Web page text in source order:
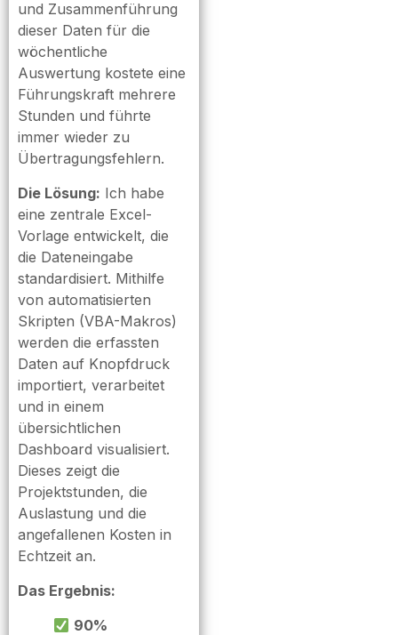
und Zusammenführung
dieser Daten für die
wöchentliche
Auswertung kostete eine
Führungskraft mehrere
Stunden und führte
immer wieder zu
Übertragungsfehlern.
Die Lösung: Ich habe
eine zentrale Excel-
Vorlage entwickelt, die
die Dateneingabe
standardisiert. Mithilfe
von automatisierten
Skripten (VBA-Makros)
werden die erfassten
Daten auf Knopfdruck
importiert, verarbeitet
und in einem
übersichtlichen
Dashboard visualisiert.
Dieses zeigt die
Projektstunden, die
Auslastung und die
angefallenen Kosten in
Echtzeit an.
Das Ergebnis:
90%